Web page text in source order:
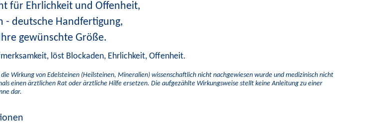
für Ehrlichkeit und Offenheit,
- deutsche Handfertigung,
gewünschte Größe.
löst Blockaden, Ehrlichkeit, Offenheit.
Wirkung von Edelsteinen (Heilsteinen, Mineralien) wissenschaftlich nicht nachgewiesen wurde und medizinisch nicht
einen ärztlichen Rat oder ärztliche Hilfe ersetzen. Die aufgezählte Wirkungsweise stellt keine Anleitung zu einer
dar.